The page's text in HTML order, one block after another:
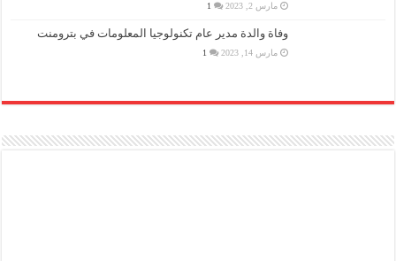
مارس 2, 2023 1
وفاة والدة مدير عام تكنولوجيا المعلومات في بترومنت
مارس 14, 2023 1